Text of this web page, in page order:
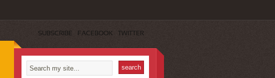
SUBSCRIBE FACEBOOK TWITTER